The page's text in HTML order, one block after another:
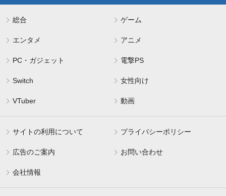
総合 ゲーム
エンタメ アニメ
PC・ガジェット 電撃PS
Switch 女性向け
VTuber 動画
サイトの利用について プライバシーポリシー
広告のご案内 お問い合わせ
会社情報